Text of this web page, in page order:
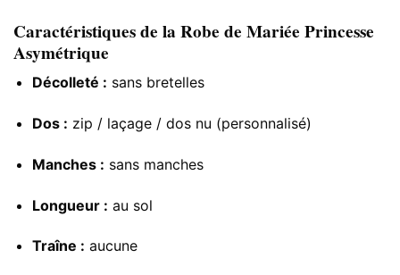
Caractéristiques de la Robe de Mariée Princesse
Asymétrique
Décolleté : sans bretelles
Dos : zip / laçage / dos nu (personnalisé)
Manches : sans manches
Longueur : au sol
Traîne : aucune